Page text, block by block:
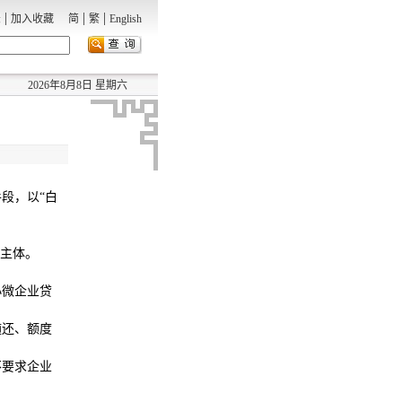
| 加入收藏 简 | 繁 | English
2026年8月8日 星期六